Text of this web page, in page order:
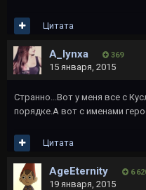
Цитата
A_lynxa 369
15 января, 2015
Странно...Вот у меня все с
порядке.А вот с именами
Цитата
AgeEternity 6
19 января, 2015